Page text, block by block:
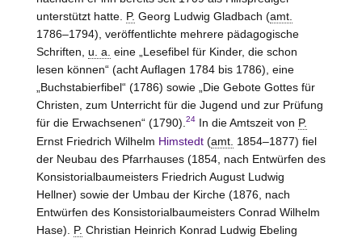
unterstützt hatte. P. Georg Ludwig Gladbach (amt.
1786–1794), veröffentlichte mehrere pädagogische
Schriften, u. a. eine „Lesefibel für Kinder, die schon
lesen können“ (acht Auflagen 1784 bis 1786), eine
„Buchstabierfibel“ (1786) sowie „Die Gebote Gottes für
Christen, zum Unterricht für die Jugend und zur Prüfung
für die Erwachsenen“ (1790). 24In die Amtszeit von P.
Ernst Friedrich Wilhelm Himstedt(amt. 1854–1877) fiel
der Neubau des Pfarrhauses (1854, nach Entwürfen des
Konsistorialbaumeisters Friedrich August Ludwig
Hellner) sowie der Umbau der Kirche (1876, nach
Entwürfen des Konsistorialbaumeisters Conrad Wilhelm
Hase). P. Christian Heinrich Konrad Ludwig Ebeling